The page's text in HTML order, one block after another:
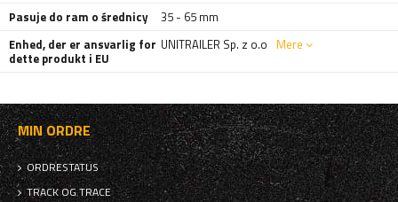
Pasuje do ram o średnicy
35 - 65 mm
Enhed, der er ansvarlig for
dette produkt i EU
UNITRAILER Sp. z o.o Mere
MIN ORDRE
ORDRESTATUS
TRACK OG TRACE